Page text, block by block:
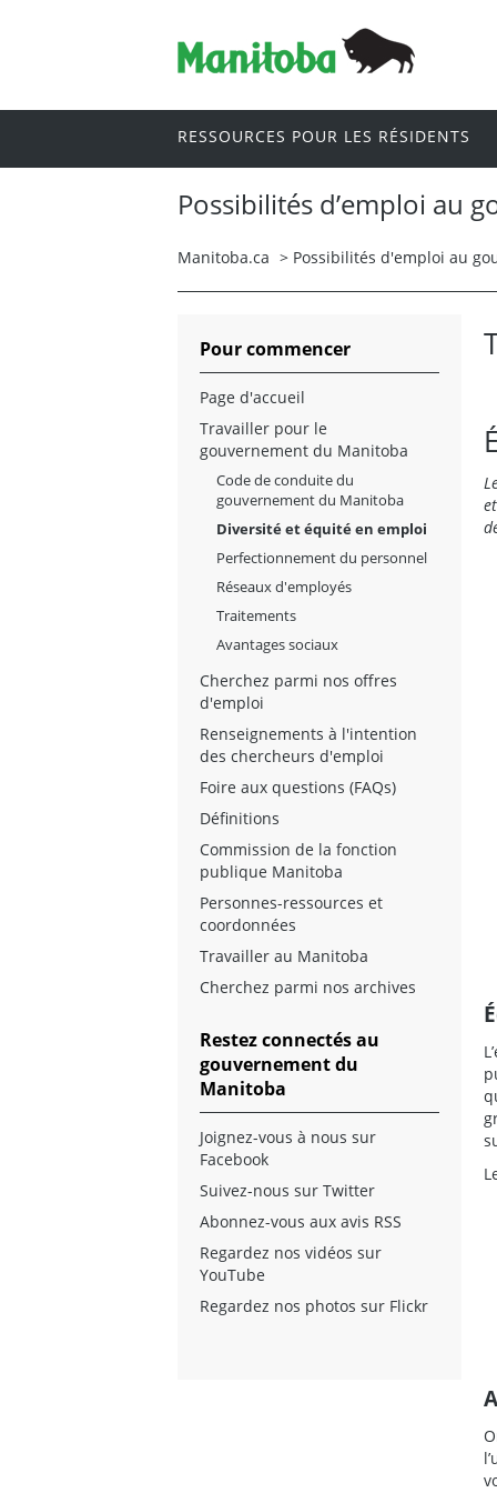
RESSOURCES POUR LES RÉSIDENTS
Possibilités d’emploi au
Manitoba.ca > Possibilités d'emploi au
Pour commencer
Page d'accueil
Travailler pour le
gouvernement du Manitoba
Code de conduite du
gouvernement du Manitoba
Diversité et équité en emploi
Perfectionnement du personnel
Réseaux d'employés
Traitements
Avantages sociaux
Cherchez parmi nos offres
d'emploi
Renseignements à l'intention
des chercheurs d'emploi
Foire aux questions (FAQs)
Définitions
Commission de la fonction
publique Manitoba
Personnes-ressources et
coordonnées
Travailler au Manitoba
Cherchez parmi nos archives
Restez connectés au
gouvernement du
Manitoba
Joignez-vous à nous sur
Facebook
Suivez-nous sur Twitter
Abonnez-vous aux avis RSS
Regardez nos vidéos sur
YouTube
Regardez nos photos sur Flickr